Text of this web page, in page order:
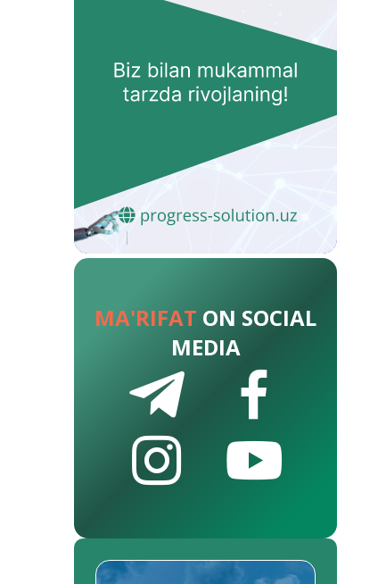
MA'RIFAT ON SOCIAL
MEDIA